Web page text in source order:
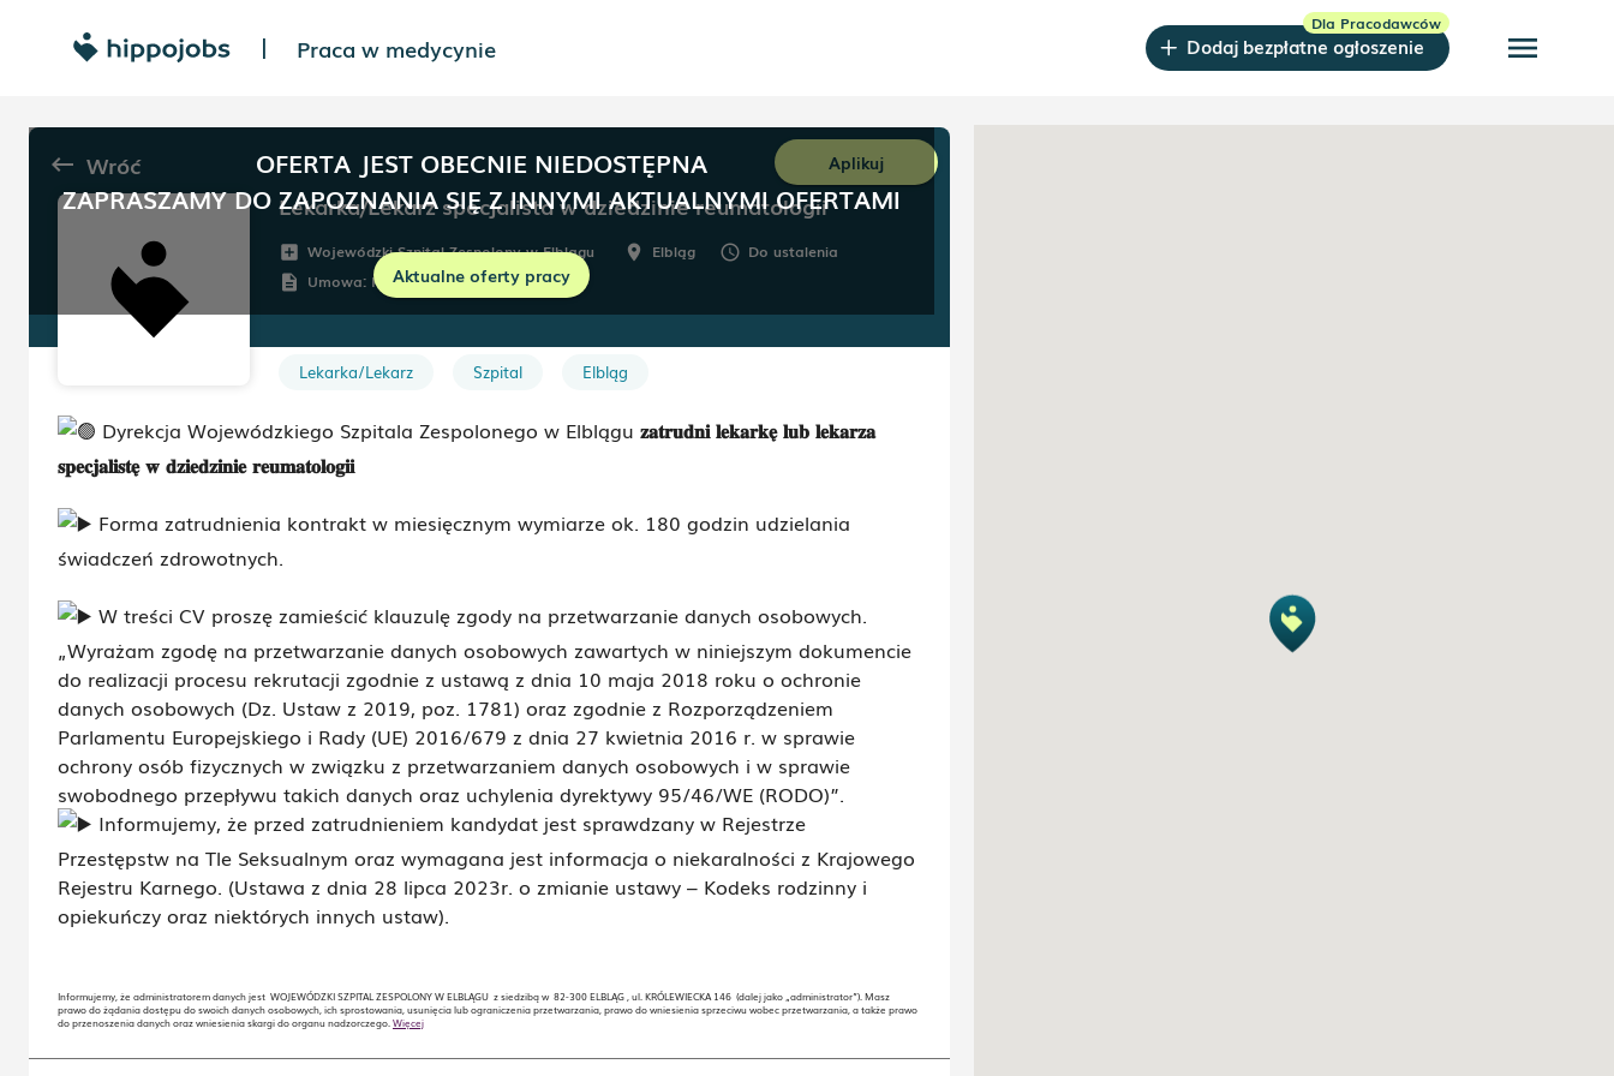
| Praca w medycynie Dodaj bezpłatne ogłoszenie menu
OFERTA JEST OBECNIE NIEDOSTĘPNA
ZAPRASZAMY DO ZAPOZNANIA SIĘ Z INNYMI AKTUALNYMI OFERTAMI
Aktualne oferty pracy
keyboard_backspace Wróć Aplikuj
Lekarka/Lekarz specjalista w dziedzinie reumatologii
add_box Wojewódzki Szpital Zespolony w Elblągu room Elbląg schedule Do ustalenia
description Umowa: Kontrakt (B2B)
Lekarka/Lekarz Szpital Elbląg
Dyrekcja Wojewódzkiego Szpitala Zespolonego w Elblągu 𝐳𝐚𝐭𝐫𝐮𝐝𝐧𝐢 𝐥𝐞𝐤𝐚𝐫𝐤𝐞̨ 𝐥𝐮𝐛 𝐥𝐞𝐤𝐚𝐫𝐳𝐚
𝐬𝐩𝐞𝐜𝐣𝐚𝐥𝐢𝐬𝐭𝐞̨ 𝐰 𝐝𝐳𝐢𝐞𝐝𝐳𝐢𝐧𝐢𝐞 𝐫𝐞𝐮𝐦𝐚𝐭𝐨𝐥𝐨𝐠𝐢𝐢
Forma zatrudnienia kontrakt w miesięcznym wymiarze ok. 180 godzin udzielania
świadczeń zdrowotnych.
W treści CV proszę zamieścić klauzulę zgody na przetwarzanie danych osobowych.
„Wyrażam zgodę na przetwarzanie danych osobowych zawartych w niniejszym dokumencie
do realizacji procesu rekrutacji zgodnie z ustawą z dnia 10 maja 2018 roku o ochronie
danych osobowych (Dz. Ustaw z 2019, poz. 1781) oraz zgodnie z Rozporządzeniem
Parlamentu Europejskiego i Rady (UE) 2016/679 z dnia 27 kwietnia 2016 r. w sprawie
ochrony osób fizycznych w związku z przetwarzaniem danych osobowych i w sprawie
swobodnego przepływu takich danych oraz uchylenia dyrektywy 95/46/WE (RODO)”.
Informujemy, że przed zatrudnieniem kandydat jest sprawdzany w Rejestrze
Przestępstw na Tle Seksualnym oraz wymagana jest informacja o niekaralności z Krajowego
Rejestru Karnego. (Ustawa z dnia 28 lipca 2023r. o zmianie ustawy – Kodeks rodzinny i
opiekuńczy oraz niektórych innych ustaw).
Informujemy, że administratorem danych jest WOJEWÓDZKI SZPITAL ZESPOLONY W ELBLĄGU z siedzibą w 82-300 ELBLĄG , ul. KRÓLEWIECKA 146 (dalej jako „administrator”). Masz
prawo do żądania dostępu do swoich danych osobowych, ich sprostowania, usunięcia lub ograniczenia przetwarzania, prawo do wniesienia sprzeciwu wobec przetwarzania, a także prawo
do przenoszenia danych oraz wniesienia skargi do organu nadzorczego. Więcej